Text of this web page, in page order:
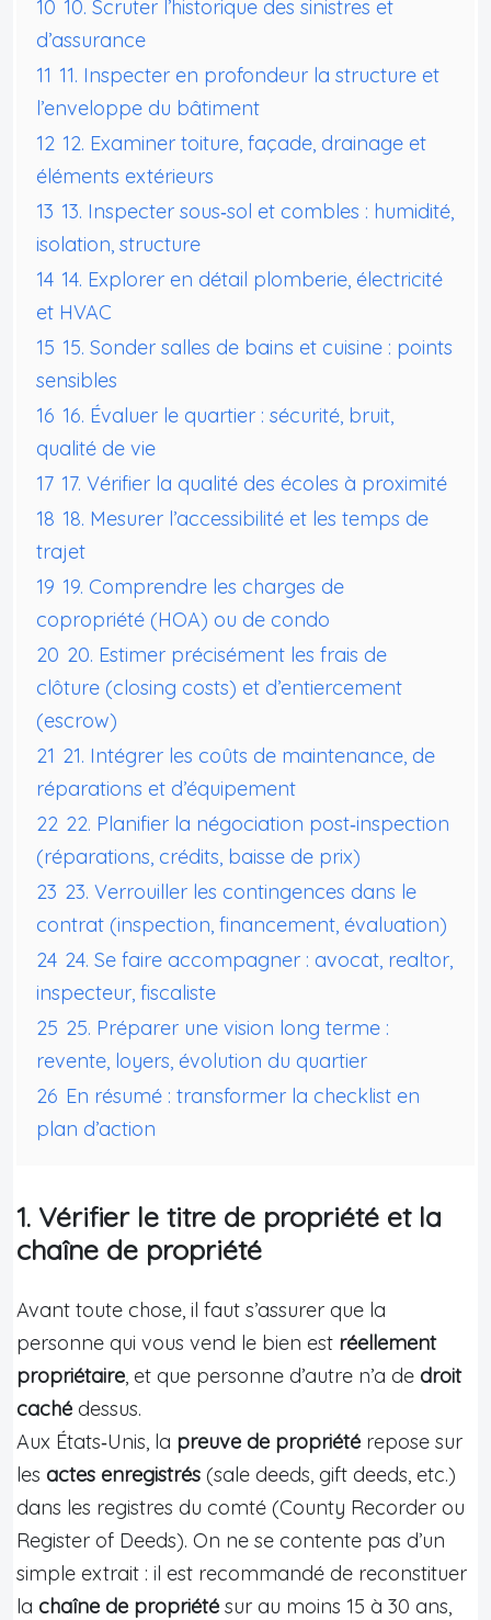
10 10. Scruter l’historique des sinistres et
d’assurance
11 11. Inspecter en profondeur la structure et
l’enveloppe du bâtiment
12 12. Examiner toiture, façade, drainage et
éléments extérieurs
13 13. Inspecter sous‑sol et combles : humidité,
isolation, structure
14 14. Explorer en détail plomberie, électricité
et HVAC
15 15. Sonder salles de bains et cuisine : points
sensibles
16 16. Évaluer le quartier : sécurité, bruit,
qualité de vie
17 17. Vérifier la qualité des écoles à proximité
18 18. Mesurer l’accessibilité et les temps de
trajet
19 19. Comprendre les charges de
copropriété (HOA) ou de condo
20 20. Estimer précisément les frais de
clôture (closing costs) et d’entiercement
(escrow)
21 21. Intégrer les coûts de maintenance, de
réparations et d’équipement
22 22. Planifier la négociation post‑inspection
(réparations, crédits, baisse de prix)
23 23. Verrouiller les contingences dans le
contrat (inspection, financement, évaluation)
24 24. Se faire accompagner : avocat, realtor,
inspecteur, fiscaliste
25 25. Préparer une vision long terme :
revente, loyers, évolution du quartier
26 En résumé : transformer la checklist en
plan d’action
1. Vérifier le titre de propriété et la
chaîne de propriété
Avant toute chose, il faut s’assurer que la
personne qui vous vend le bien est réellement
propriétaire, et que personne d’autre n’a de droit
caché dessus.
Aux États‑Unis, la preuve de propriété repose sur
les actes enregistrés (sale deeds, gift deeds, etc.)
dans les registres du comté (County Recorder ou
Register of Deeds). On ne se contente pas d’un
simple extrait : il est recommandé de reconstituer
la chaîne de propriété sur au moins 15 à 30 ans,